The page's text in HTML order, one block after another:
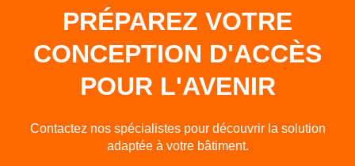
PRÉPAREZ VOTRE
CONCEPTION D'ACCÈS
POUR L'AVENIR
Contactez nos spécialistes pour découvrir la solution
adaptée à votre bâtiment.